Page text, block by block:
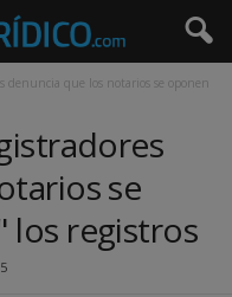
denuncia que los notarios se oponen
se
los registros